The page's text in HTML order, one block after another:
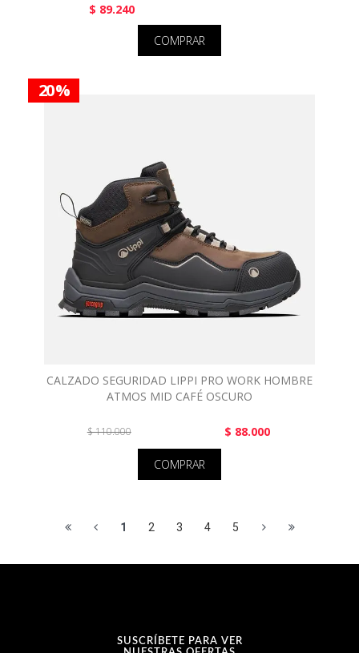
$ 89.240
COMPRAR
20 %
CALZADO SEGURIDAD LIPPI PRO WORK HOMBRE
ATMOS MID CAFÉ OSCURO
$ 110.000 $ 88.000
COMPRAR
1 2 3 4 5
SUSCRÍBETE PARA VER